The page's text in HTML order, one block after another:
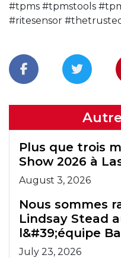
#tpms #tpmstools
#ritesensor
Plus que trois
Show 2026 à
August 3, 2026
Nous sommes
Lindsay Stead
l&#39;équipe
July 23, 2026